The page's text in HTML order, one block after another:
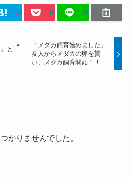
と
「メダカ飼育始めました」
友人からメダカの卵を貰
い、メダカ飼育開始！！
かりませんでした。